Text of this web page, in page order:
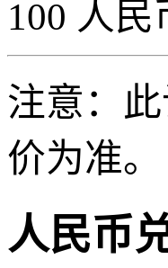
100 人民
注意：
价为准。
人民币